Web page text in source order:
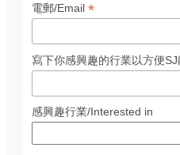
電郵/Email *
寫下你感興趣的行業以方便
感興趣行業/Interested in